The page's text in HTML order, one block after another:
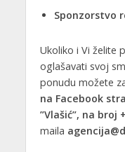
Sponzorstvo
Ukoliko i Vi želite
oglašavati svoj
ponudu možete
na Facebook
”Vlašić”, na broj
maila